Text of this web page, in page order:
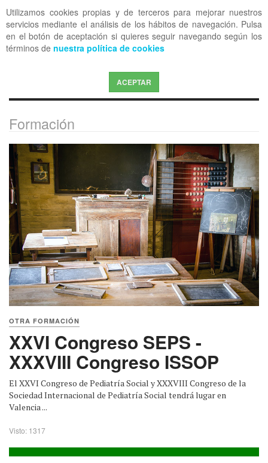
Utilizamos cookies propias y de terceros para mejorar nuestros
servicios mediante el análisis de los hábitos de navegación. Pulsa
en el botón de aceptación si quieres seguir navegando según los
términos de nuestra política de cookies
ACEPTAR
OFF CANVAS
Formación
OTRA FORMACIÓN
XXVI Congreso SEPS -
XXXVIII Congreso ISSOP
El XXVI Congreso de Pediatría Social y XXXVIII Congreso de la
Sociedad Internacional de Pediatría Social tendrá lugar en
Valencia ...
Visto: 1317